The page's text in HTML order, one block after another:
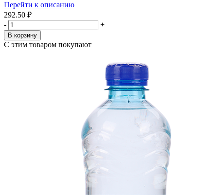
Перейти к описанию
292.50 ₽
-
+
В корзину
С этим товаром покупают